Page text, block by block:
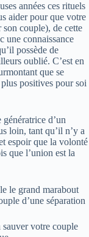
années ces rituels
aider pour que votre
son couple), de cette
une connaissance
possède de
oublié. C’est en
que se
positives pour soi
d’un
loin, tant qu’il n’y a
espoir que la volonté
que l’union est la
le grand marabout
d’une séparation
sauver votre couple